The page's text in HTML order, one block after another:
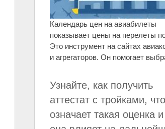
Календарь цен на авиабилеты
показывает цены на перелеты
Это инструмент на сайтах
и агрегаторов. Он помогает
Узнайте, как получить
аттестат с тройками, что
означает такая оценка и